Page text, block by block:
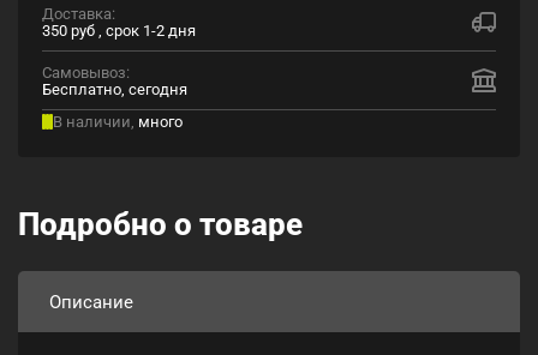
Доставка:
350 руб , срок 1-2 дня
Самовывоз:
Бесплатно, сегодня
В наличии, много
Подробно о товаре
Описание